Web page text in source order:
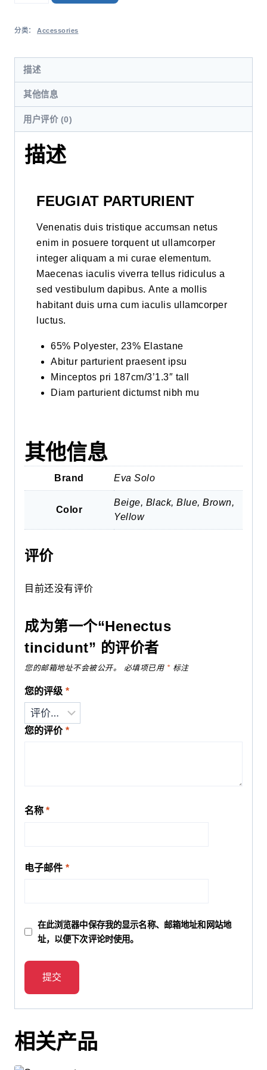
分类： Accessories
描述
其他信息
用户评价 (0)
描述
FEUGIAT PARTURIENT
Venenatis duis tristique accumsan netus
enim in posuere torquent ut ullamcorper
integer aliquam a mi curae elementum.
Maecenas iaculis viverra tellus ridiculus a
sed vestibulum dapibus. Ante a mollis
habitant duis urna cum iaculis ullamcorper
luctus.
65% Polyester, 23% Elastane
Abitur parturient praesent ipsu
Minceptos pri 187cm/3’1.3″ tall
Diam parturient dictumst nibh mu
其他信息
Brand Eva Solo
Color
Beige, Black, Blue, Brown,
Yellow
评价
目前还没有评价
成为第一个“Henectus
tincidunt” 的评价者
您的邮箱地址不会被公开。 必填项已用 *标注
您的评级 *
您的评价 *
名称*
电子邮件 *
在此浏览器中保存我的显示名称、邮箱地址和网站地
址，以便下次评论时使用。
相关产品